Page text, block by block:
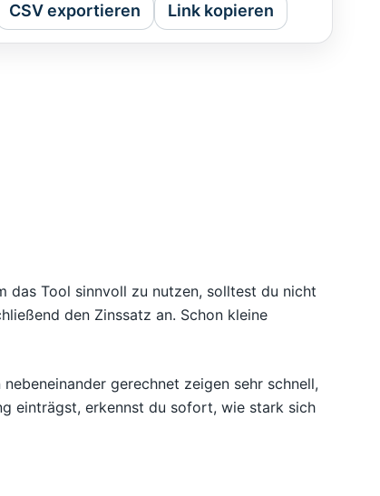
CSV exportieren Link kopieren
das Tool sinnvoll zu nutzen, solltest du nicht
den Zinssatz an. Schon kleine
gerechnet zeigen sehr schnell,
einträgst, erkennst du sofort, wie stark sich